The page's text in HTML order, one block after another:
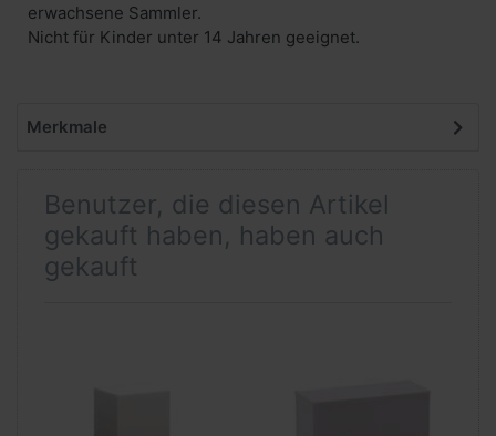
erwachsene Sammler.
Nicht für Kinder unter 14 Jahren geeignet.
Merkmale
Benutzer, die diesen Artikel
gekauft haben, haben auch
gekauft